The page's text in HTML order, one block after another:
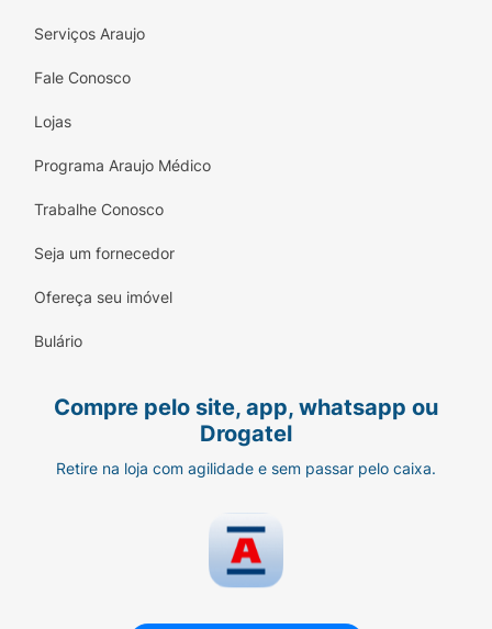
Serviços Araujo
Fale Conosco
Lojas
Programa Araujo Médico
Trabalhe Conosco
Seja um fornecedor
Ofereça seu imóvel
Bulário
Compre pelo site, app, whatsapp ou
Drogatel
Retire na loja com agilidade e sem passar pelo caixa.